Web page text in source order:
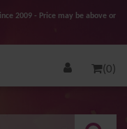
2009 - Price may be above or
(0)